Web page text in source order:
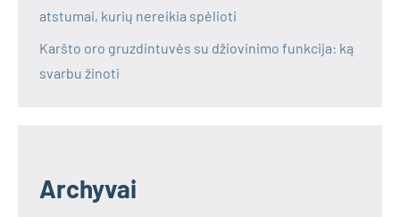
atstumai, kurių nereikia spėlioti
Karšto oro gruzdintuvės su džiovinimo funkcija: ką
svarbu žinoti
Archyvai